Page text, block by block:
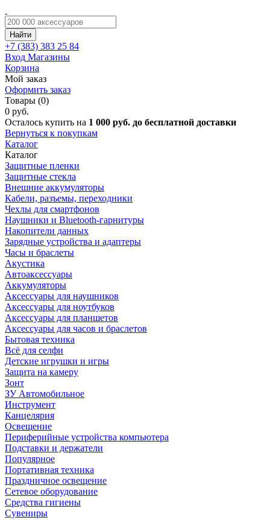
Найти
+7 (383) 383 25 84
Вход Магазины
Корзина
Мой заказ
Оформить заказ
Товары (0)
0 руб.
Осталось купить на 1 000 руб. до бесплатной доставки
Вернуться к покупкам
Каталог
Каталог
Защитные пленки
Защитные стекла
Внешние аккумуляторы
Кабели, разъемы, переходники
Чехлы для смартфонов
Наушники и Bluetooth-гарнитуры
Накопители данных
Зарядные устройства и адаптеры
Часы и браслеты
Акустика
Автоаксессуары
Аккумуляторы
Аксессуары для наушников
Аксессуары для ноутбуков
Аксессуары для планшетов
Аксессуары для часов и браслетов
Бытовая техника
Всё для селфи
Детские игрушки и игры
Защита на камеру
Зонт
ЗУ Автомобильное
Инструмент
Канцелярия
Освещение
Периферийные устройства компьютера
Подставки и держатели
Популярное
Портативная техника
Праздничное освещение
Сетевое оборудование
Средства гигиены
Сувениры